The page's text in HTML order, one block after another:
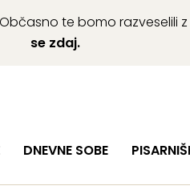
te bomo
se zdaj.
DNEVNE SOBE